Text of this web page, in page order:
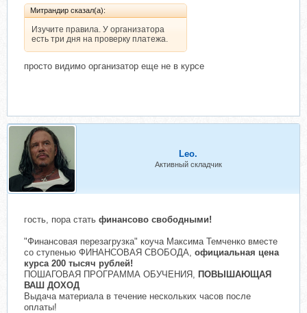
Митрандир сказал(а):
Изучите правила. У организатора
есть три дня на проверку платежа.
просто видимо организатор еще не в курсе
Leo.
Активный складчик
гость, пора стать финансово свободными!
"Финансовая перезагрузка" коуча Максима Темченко вместе
со ступенью ФИНАНСОВАЯ СВОБОДА, официальная цена
курса 200 тысяч рублей!
ПОШАГОВАЯ ПРОГРАММА ОБУЧЕНИЯ, ПОВЫШАЮЩАЯ
ВАШ ДОХОД
Выдача материала в течение нескольких часов после
оплаты!